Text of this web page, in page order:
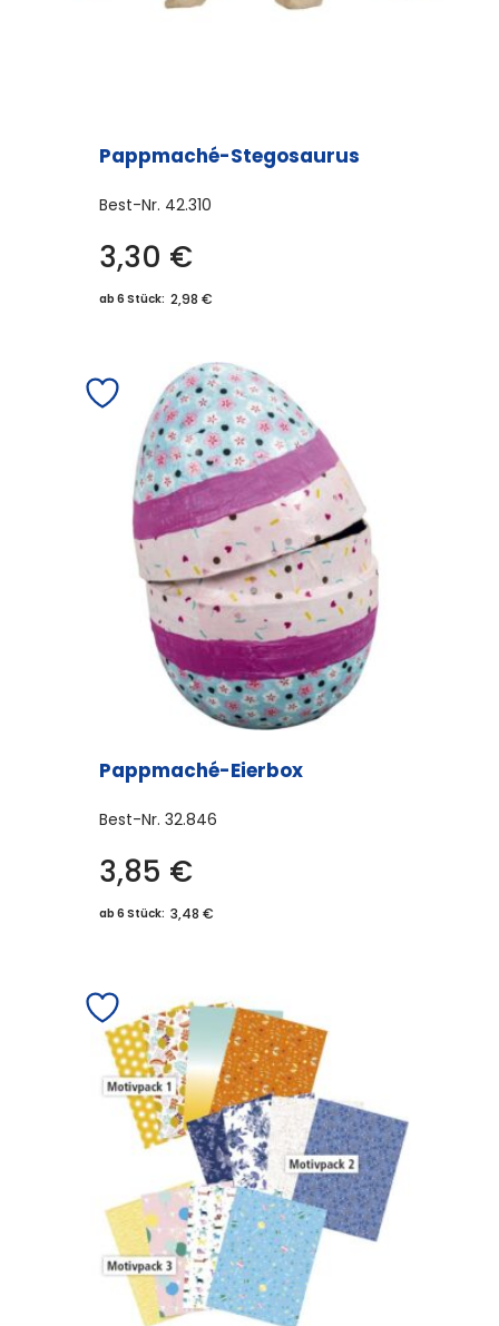
Pappmaché-Stegosaurus
Best-Nr. 42.310
3,30 €
ab 6 Stück: 2,98 €
Pappmaché-Eierbox
Best-Nr. 32.846
3,85 €
ab 6 Stück: 3,48 €